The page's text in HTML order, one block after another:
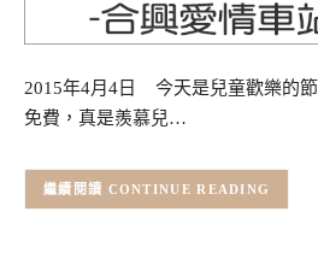
2015年4月4日 今天是兒童歡樂的
免費，真是羨慕兒…
CONTINUE READING